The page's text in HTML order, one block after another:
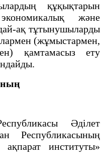
құқықтарын
және
ақ тұтынушыларды
(жұмыстармен,
қамтамасыз ету
Әділет
Республикасының
институты»